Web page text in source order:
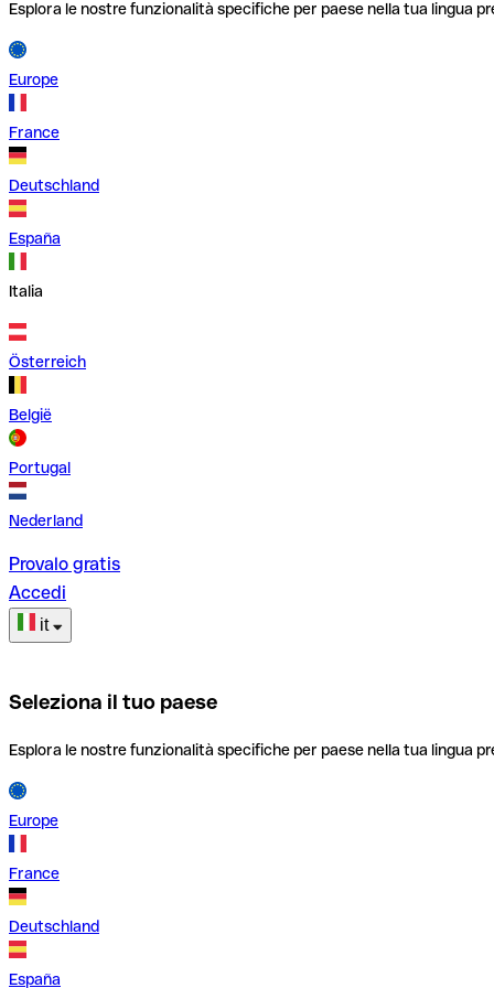
Esplora le nostre funzionalità specifiche per paese nella tua lingua
Europe
France
Deutschland
España
Italia
Österreich
België
Portugal
Nederland
Provalo gratis
Accedi
it
Seleziona il tuo paese
Esplora le nostre funzionalità specifiche per paese nella tua lingua
Europe
France
Deutschland
España